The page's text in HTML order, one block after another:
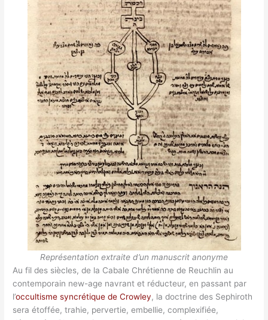
Représentation extraite d’un manuscrit anonyme
Au fil des siècles, de la Cabale Chrétienne de Reuchlin au
contemporain new-age navrant et réducteur, en passant par
l’occultisme syncrétique de Crowley, la doctrine des Sephiroth
sera étoffée, trahie, pervertie, embellie, complexifiée,